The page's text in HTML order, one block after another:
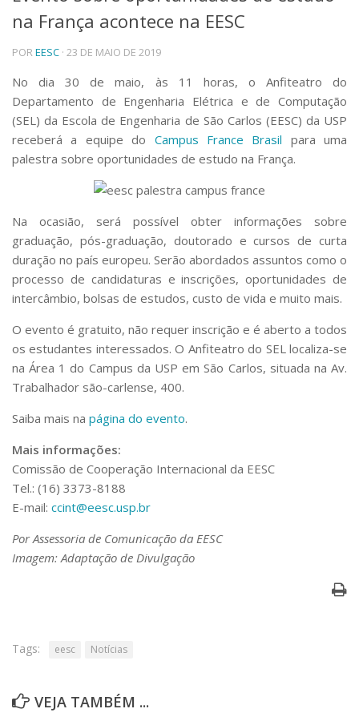
Telefones e Mapas
Pessoas
Ensino
Graduação
Pós-Graduação
Educação a distância
Cursos de Extensão
Pesquisa e Inovação
Linhas de Pesquisa
Centros, Núcleos e Projetos em Rede
Iniciação Científica
Transferência de Tecnologia
Empresas Juniores
Extensão à Comunidade
Projetos, Programas e Cursos
Artes, Cultura e Esportes
Museus e Espaços Interativos
Serviços
Bibliotecas
Segurança, Trânsito e Prevenção
Outros serviços
Comunicação
Assessorias e Mídias
Jornal da USP
Agenda de Eventos
na França acontece na EESC
POREESC · 23 DE MAIO DE 2019
No dia 30 de maio, às 11 horas, o Anfiteatro do
Departamento de Engenharia Elétrica e de Computação
(SEL) da Escola de Engenharia de São Carlos (EESC) da USP
receberá a equipe do Campus France Brasil para uma
palestra sobre oportunidades de estudo na França.
Na ocasião, será possível obter informações sobre
graduação, pós-graduação, doutorado e cursos de curta
duração no país europeu. Serão abordados assuntos como o
processo de candidaturas e inscrições, oportunidades de
intercâmbio, bolsas de estudos, custo de vida e muito mais.
O evento é gratuito, não requer inscrição e é aberto a todos
os estudantes interessados. O Anfiteatro do SEL localiza-se
na Área 1 do Campus da USP em São Carlos, situada na Av.
Trabalhador são-carlense, 400.
Saiba mais na página do evento.
Mais informações:
Comissão de Cooperação Internacional da EESC
Tel.: (16) 3373-8188
E-mail: ccint@eesc.usp.br
Por Assessoria de Comunicação da EESC
Imagem: Adaptação de Divulgação
Tags: eesc Notícias
VEJA TAMBÉM ...